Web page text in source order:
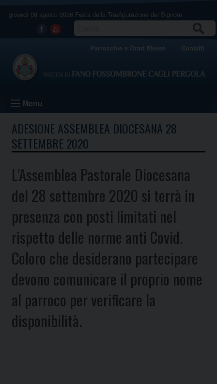
giovedì 06 agosto 2026 Festa della Trasfigurazione del Signore
Facebook
Youtube
Parrocchie e Orari Messe Contatti
Menu
ADESIONE ASSEMBLEA DIOCESANA 28
SETTEMBRE 2020
L’Assemblea Pastorale Diocesana
del 28 settembre 2020 si terrà in
presenza con posti limitati nel
rispetto delle norme anti Covid.
Coloro che desiderano partecipare
devono comunicare il proprio nome
al parroco per verificare la
disponibilità.